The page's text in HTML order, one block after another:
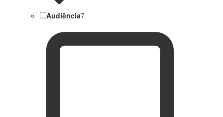
Audiência7